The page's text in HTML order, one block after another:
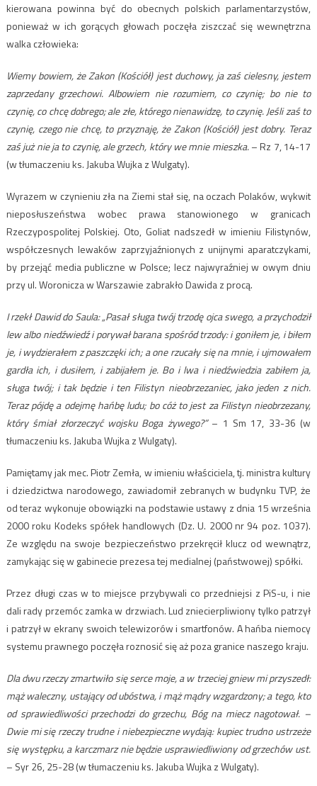
kierowana powinna być do obecnych polskich parlamentarzystów,
ponieważ w ich gorących głowach poczęła ziszczać się wewnętrzna
walka człowieka:
Wiemy bowiem, że Zakon (Kościół) jest duchowy, ja zaś cielesny, jestem
zaprzedany grzechowi. Albowiem nie rozumiem, co czynię; bo nie to
czynię, co chcę dobrego; ale złe, którego nienawidzę, to czynię. Jeśli zaś to
czynię, czego nie chcę, to przyznaję, że Zakon (Kościół) jest dobry. Teraz
zaś już nie ja to czynię, ale grzech, który we mnie mieszka.– Rz 7, 14-17
(w tłumaczeniu ks. Jakuba Wujka z Wulgaty).
Wyrazem w czynieniu zła na Ziemi stał się, na oczach Polaków, wykwit
nieposłuszeństwa wobec prawa stanowionego w granicach
Rzeczypospolitej Polskiej. Oto, Goliat nadszedł w imieniu Filistynów,
współczesnych lewaków zaprzyjaźnionych z unijnymi aparatczykami,
by przejąć media publiczne w Polsce; lecz najwyraźniej w owym dniu
przy ul. Woronicza w Warszawie zabrakło Dawida z procą.
I rzekł Dawid do Saula: „Pasał sługa twój trzodę ojca swego, a przychodził
lew albo niedźwiedź i porywał barana spośród trzody: i goniłem je, i biłem
je, i wydzierałem z paszczęki ich; a one rzucały się na mnie, i ujmowałem
gardła ich, i dusiłem, i zabijałem je. Bo i lwa i niedźwiedzia zabiłem ja,
sługa twój; i tak będzie i ten Filistyn nieobrzezaniec, jako jeden z nich.
Teraz pójdę a odejmę hańbę ludu; bo cóż to jest za Filistyn nieobrzezany,
który śmiał złorzeczyć wojsku Boga żywego?” – 1 Sm 17, 33-36 (w
tłumaczeniu ks. Jakuba Wujka z Wulgaty).
Pamiętamy jak mec. Piotr Zemła, w imieniu właściciela, tj. ministra kultury
i dziedzictwa narodowego, zawiadomił zebranych w budynku TVP, że
od teraz wykonuje obowiązki na podstawie ustawy z dnia 15 września
2000 roku Kodeks spółek handlowych (Dz. U. 2000 nr 94 poz. 1037).
Ze względu na swoje bezpieczeństwo przekręcił klucz od wewnątrz,
zamykając się w gabinecie prezesa tej medialnej (państwowej) spółki.
Przez długi czas w to miejsce przybywali co przedniejsi z PiS-u, i nie
dali rady przemóc zamka w drzwiach. Lud zniecierpliwiony tylko patrzył
i patrzył w ekrany swoich telewizorów i smartfonów. A hańba niemocy
systemu prawnego poczęła roznosić się aż poza granice naszego kraju.
Dla dwu rzeczy zmartwiło się serce moje, a w trzeciej gniew mi przyszedł:
mąż waleczny, ustający od ubóstwa, i mąż mądry wzgardzony; a tego, kto
od sprawiedliwości przechodzi do grzechu, Bóg na miecz nagotował. –
Dwie mi się rzeczy trudne i niebezpieczne wydają: kupiec trudno ustrzeże
się występku, a karczmarz nie będzie usprawiedliwiony od grzechów ust.
– Syr 26, 25-28 (w tłumaczeniu ks. Jakuba Wujka z Wulgaty).